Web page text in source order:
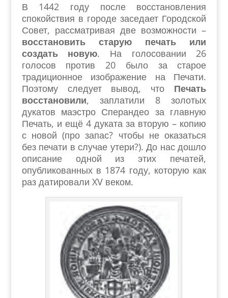
В 1442 году после восстановления
спокойствия в городе заседает Городской
Совет, рассматривая две возможности –
восстановить старую печать или
создать новую. На голосовании 26
голосов против 20 было за старое
традиционное изображение на Печати.
Поэтому следует вывод, что Печать
восстановили, заплатили 8 золотых
дукатов маэстро Сперандео за главную
Печать, и ещё 4 дуката за вторую – копию
с новой (про запас? чтобы не оказаться
без печати в случае утери?). До нас дошло
описание одной из этих печатей,
опубликованных в 1874 году, которую как
раз датировали XV веком.